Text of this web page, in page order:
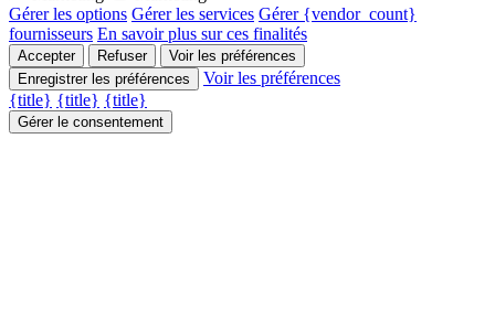
Gérer les options Gérer les services Gérer {vendor_count}
fournisseurs En savoir plus sur ces finalités
Accepter Refuser
Voir les préférences
Enregistrer les préférences
Voir les préférences
{title} {title} {title}
Gérer le consentement